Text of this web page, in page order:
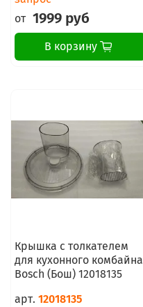
от 1999 руб
В корзину
Крышка с толкателем
для кухонного комбайна
Bosch (Бош) 12018135
арт. 12018135